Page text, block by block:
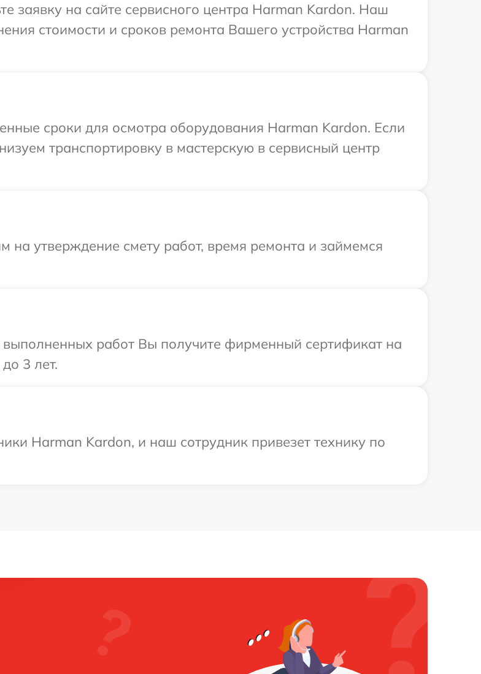
заявку на сайте сервисного центра Harman Kardon. Наш
стоимости и сроков ремонта Вашего устройства Harman
сроки для осмотра оборудования Harman Kardon. Если
транспортировку в мастерскую в сервисный центр
на утверждение смету работ, время ремонта и займемся
работ Вы получите фирменный сертификат на
3 лет.
Harman Kardon, и наш сотрудник привезет технику по